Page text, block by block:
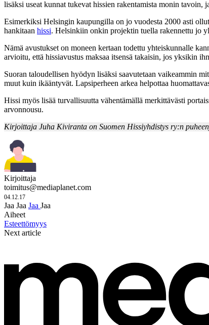
lisäksi useat kunnat tukevat hissien rakentamista monin tavoin,
Esimerkiksi Helsingin kaupungilla on jo vuodesta 2000 asti
hankitaan hissi. Helsinkiin onkin projektin tuella rakennettu jo
Nämä avustukset on moneen kertaan todettu yhteiskunnalle
arvioitu, että hissiavustus maksaa itsensä takaisin, jos yksikin
Suoran taloudellisen hyödyn lisäksi saavutetaan vaikeammin
muut kuin ikääntyvät. Lapsiperheen arkea helpottaa
Hissi myös lisää turvallisuutta vähentämällä merkittävästi
arvonnousu.
Kirjoittaja Juha Kiviranta on Suomen Hissiyhdistys ry:n
Kirjoittaja
toimitus@mediaplanet.com
04.12.17
Jaa Jaa Jaa Jaa
Aiheet
Esteettömyys
Next article